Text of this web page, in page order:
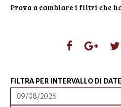
Prova a cambiare i filtri che
FILTRA PER INTERVALLO DI DATE